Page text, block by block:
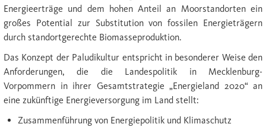
Energieerträge und dem hohen Anteil an Moorstandorten ein
großes Potential zur Substitution von fossilen Energieträgern
durch standortgerechte Biomasseproduktion.
Das Konzept der Paludikultur entspricht in besonderer Weise den
Anforderungen, die die Landespolitik in Mecklenburg-
Vorpommern in ihrer Gesamtstrategie „Energieland 2020“ an
eine zukünftige Energieversorgung im Land stellt:
Zusammenführung von Energiepolitik und Klimaschutz